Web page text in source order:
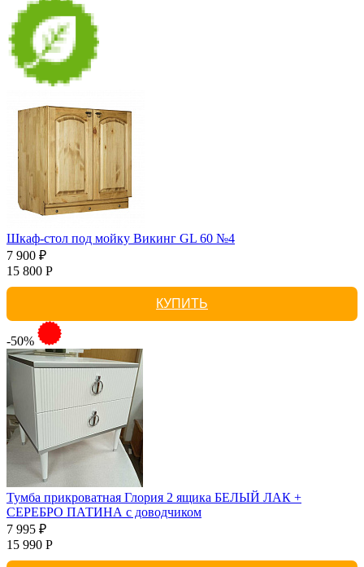
Шкаф-стол под мойку Викинг GL 60 №4
7 900 ₽
15 800 Р
КУПИТЬ
-50%
Тумба прикроватная Глория 2 ящика БЕЛЫЙ ЛАК +
СЕРЕБРО ПАТИНА с доводчиком
7 995 ₽
15 990 Р